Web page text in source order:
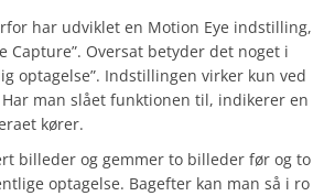
har udviklet en Motion Eye indstilling,
Capture”. Oversat betyder det noget i
optagelse”. Indstillingen virker kun ved
man slået funktionen til, indikerer en
kører.
billeder og gemmer to billeder før og to
optagelse. Bagefter kan man så i ro